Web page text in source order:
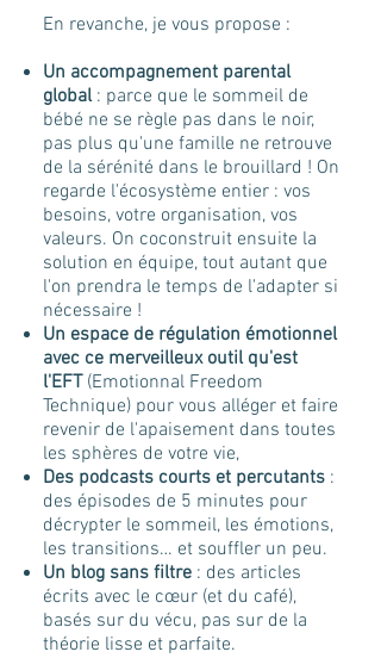
En revanche, je vous propose :
Un accompagnement parental
global: parce que le sommeil de
bébé ne se règle pas dans le noir,
pas plus qu'une famille ne retrouve
de la sérénité dans le brouillard ! On
regarde l'écosystème entier : vos
besoins, votre organisation, vos
valeurs. On coconstruit ensuite la
solution en équipe, tout autant que
l'on prendra le temps de l'adapter si
nécessaire !
Un espace de régulation émotionnel
avec ce merveilleux outil qu'est
l'EFT(Emotionnal Freedom
Technique) pour vous alléger et faire
revenir de l'apaisement dans toutes
les sphères de votre vie,
Des podcasts courts et percutants :
des épisodes de 5 minutes pour
décrypter le sommeil, les émotions,
les transitions… et souffler un peu.
Un blog sans filtre : des articles
écrits avec le cœur (et du café),
basés sur du vécu, pas sur de la
théorie lisse et parfaite.